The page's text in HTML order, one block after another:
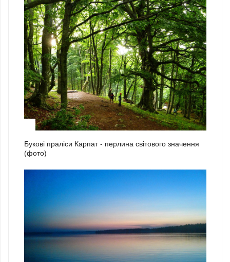
Букові праліси Карпат - перлина світового значення
(фото)